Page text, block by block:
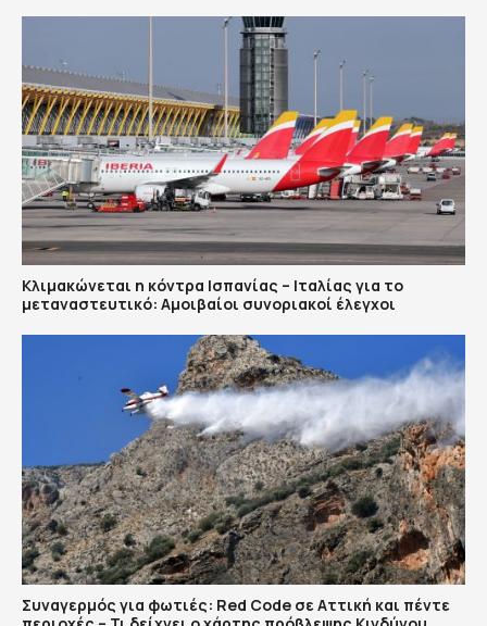
Κλιμακώνεται η κόντρα Ισπανίας – Ιταλίας για το
μεταναστευτικό: Αμοιβαίοι συνοριακοί έλεγχοι
Συναγερμός για φωτιές: Red Code σε Αττική και πέντε